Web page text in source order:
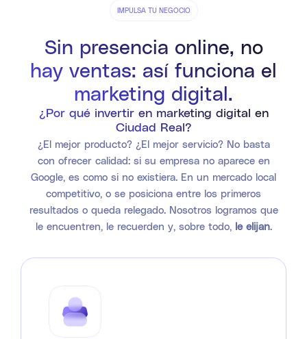
IMPULSA TU NEGOCIO
Sin presencia online, no
hay ventas: así funciona el
marketing digital.
¿Por qué invertir en marketing digital en
Ciudad Real?
¿El mejor producto? ¿El mejor servicio? No basta
con ofrecer calidad: si su empresa no aparece en
Google, es como si no existiera. En un mercado local
competitivo, o se posiciona entre los primeros
resultados o queda relegado. Nosotros logramos que
le encuentren, le recuerden y, sobre todo, le elijan.